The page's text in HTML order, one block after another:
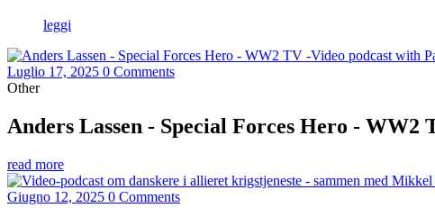
leggi
Luglio 17, 2025 0 Comments
Other
Anders Lassen - Special Forces Hero - WW2
read more
Giugno 12, 2025 0 Comments